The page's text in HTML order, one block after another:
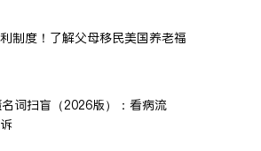
制度！了解父母移民美国养老福
词扫盲（2026版）：看病流